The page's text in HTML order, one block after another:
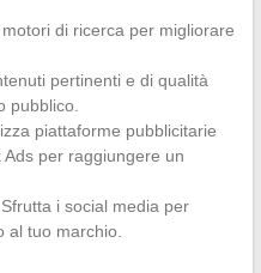
di ricerca per migliorare
pertinenti e di qualità
pubblico.
piattaforme pubblicitarie
per raggiungere un
i social media per
tuo marchio.